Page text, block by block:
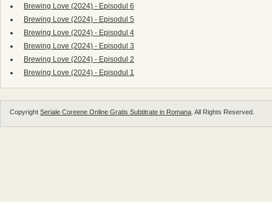
Brewing Love (2024) - Episodul 6
Brewing Love (2024) - Episodul 5
Brewing Love (2024) - Episodul 4
Brewing Love (2024) - Episodul 3
Brewing Love (2024) - Episodul 2
Brewing Love (2024) - Episodul 1
Copyright Seriale Coreene Online Gratis Subtitrate in Romana . All Rights Reserved.